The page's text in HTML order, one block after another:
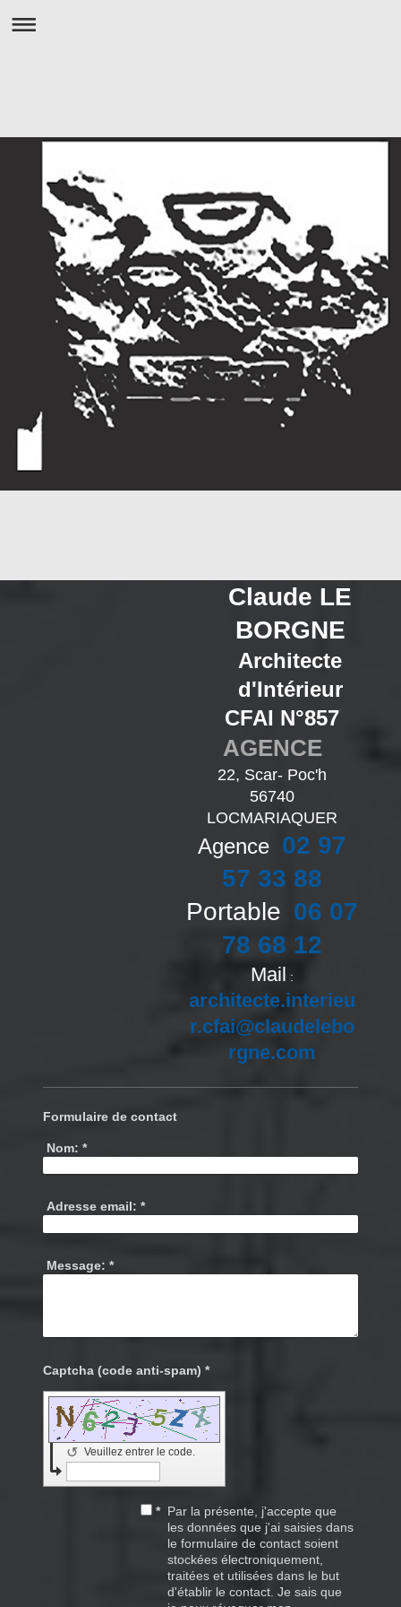
Claude LE
BORGNE
Architecte
d'Intérieur
CFAI N°857
AGENCE
22, Scar- Poc'h
56740
LOCMARIAQUER
Agence 02 97
57 33 88
Portable 06 07
78 68 12
Mail :
architecte.interieu
r.cfai@claudelebo
rgne.com
Formulaire de contact
Nom: *
Adresse email: *
Message: *
Captcha (code anti-spam) *
Veuillez entrer le code.
↺
* Par la présente, j'accepte que
les données que j'ai saisies dans
le formulaire de contact soient
stockées électroniquement,
traitées et utilisées dans le but
d'établir le contact. Je sais que